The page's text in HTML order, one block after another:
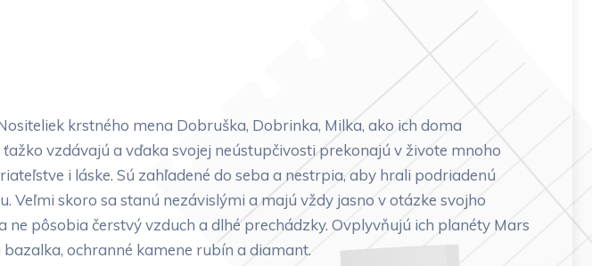
krstného mena Dobruška, Dobrinka, Milka, ako ich doma
vzdávajú a vďaka svojej neústupčivosti prekonajú v živote mnoho
i láske. Sú zahľadené do seba a nestrpia, aby hrali podriadenú
Veľmi skoro sa stanú nezávislými a majú vždy jasno v otázke svojho
pôsobia čerstvý vzduch a dlhé prechádzky. Ovplyvňujú ich planéty Mars
ochranné kamene rubín a diamant.